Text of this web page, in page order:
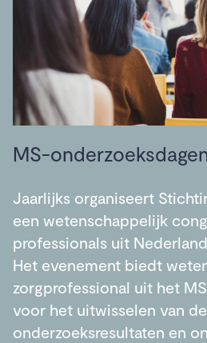
MS-
Jaarlijks organiseert
een wetenschappelijk
professionals uit
Het evenement biedt
zorgprofessional uit het
voor het uitwisselen van
onderzoeksresultaten en